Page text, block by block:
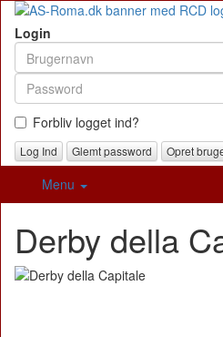
Login
Forbliv logget ind?
Glemt password Opret
Menu
Derby della